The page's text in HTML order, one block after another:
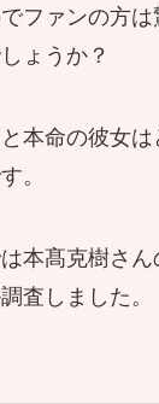
ファンの方は
ょうか？
本命の彼女は
。
本髙克樹さ
査しました。